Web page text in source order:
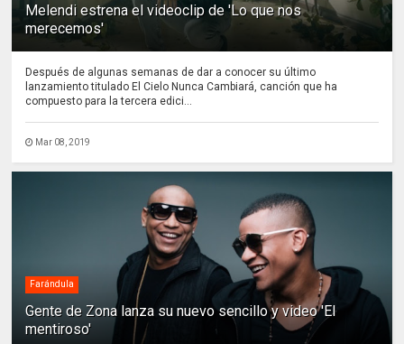
Melendi estrena el videoclip de 'Lo que nos
merecemos'
Después de algunas semanas de dar a conocer su último
lanzamiento titulado El Cielo Nunca Cambiará, canción que ha
compuesto para la tercera edici...
Mar 08, 2019
Farándula
Gente de Zona lanza su nuevo sencillo y video 'El
mentiroso'